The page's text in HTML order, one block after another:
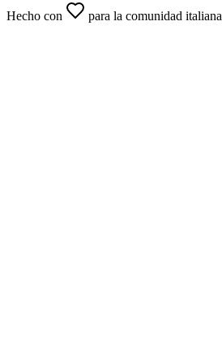
Hecho con para la comunidad italiana